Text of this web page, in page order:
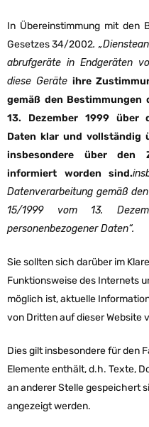
In Übereinstimmung mit den
Gesetzes 34/2002.
abrufgeräte in Endgeräten
diese Geräte ihre
gemäß den Bestimmungen
13. Dezember 1999 über
Daten klar und vollständig
insbesondere über den
informiert worden sind.
Datenverarbeitung gemäß
15/1999 vom 13.
personenbezogener Daten“.
Sie sollten sich darüber im
Funktionsweise des Internets
möglich ist, aktuelle
von Dritten auf dieser Website
Dies gilt insbesondere für den
Elemente enthält, d.h. Texte,
an anderer Stelle gespeichert
angezeigt werden.